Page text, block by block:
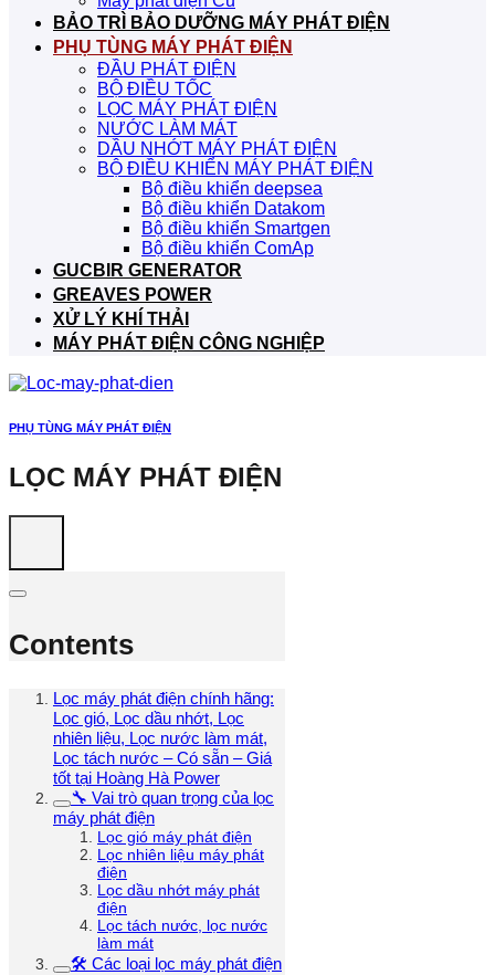
BẢO TRÌ BẢO DƯỠNG MÁY PHÁT ĐIỆN
PHỤ TÙNG MÁY PHÁT ĐIỆN
ĐẦU PHÁT ĐIỆN
BỘ ĐIỀU TỐC
LỌC MÁY PHÁT ĐIỆN
NƯỚC LÀM MÁT
DẦU NHỚT MÁY PHÁT ĐIỆN
BỘ ĐIỀU KHIỂN MÁY PHÁT ĐIỆN
Bộ điều khiển deepsea
Bộ điều khiển Datakom
Bộ điều khiển Smartgen
Bộ điều khiển ComAp
GUCBIR GENERATOR
GREAVES POWER
XỬ LÝ KHÍ THẢI
MÁY PHÁT ĐIỆN CÔNG NGHIỆP
PHỤ TÙNG MÁY PHÁT ĐIỆN
LỌC MÁY PHÁT ĐIỆN
Contents
Lọc máy phát điện chính hãng:
Lọc gió, Lọc dầu nhớt, Lọc
nhiên liệu, Lọc nước làm mát,
Lọc tách nước – Có sẵn – Giá
tốt tại Hoàng Hà Power
🔧 Vai trò quan trọng của lọc
máy phát điện
Lọc gió máy phát điện
Lọc nhiên liệu máy phát
điện
Lọc dầu nhớt máy phát
điện
Lọc tách nước, lọc nước
làm mát
🛠 Các loại lọc máy phát điện